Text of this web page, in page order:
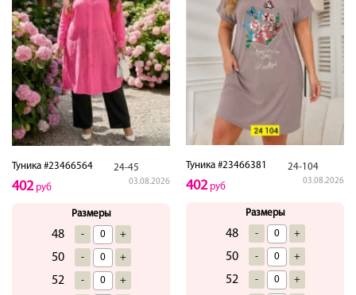
Туника #23466564 24-45
03.08.2026
402руб
Размеры
48 - +
50 - +
52 - +
Туника #23466381 24-104
03.08.2026
402руб
Размеры
48 - +
50 - +
52 - +